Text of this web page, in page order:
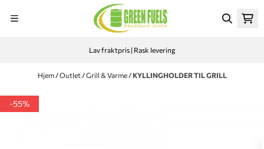
Lav fraktpris | Rask levering
Hjem /Outlet /Grill & Varme /KYLLINGHOLDER TIL GRILL
-55%